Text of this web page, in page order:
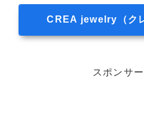
CREA jewelry（ク
スポンサ